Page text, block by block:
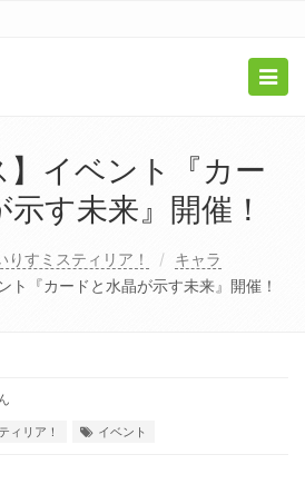
】イベント『カー
示す未来』開催！
りすミスティリア！
キャラ
ト『カードと水晶が示す未来』開催！
ィリア！ イベント